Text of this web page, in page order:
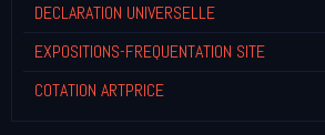
DECLARATION UNIVERSELLE
EXPOSITIONS-FREQUENTATION SITE
COTATION ARTPRICE